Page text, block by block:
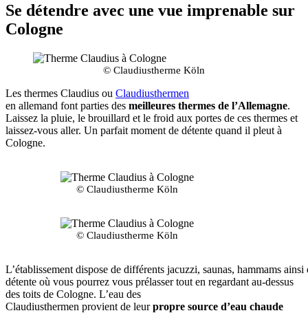
Se détendre avec une vue imprenable sur
Cologne
© Claudiustherme Köln
Les thermes Claudius ou Claudiusthermen
en allemand font parties des meilleures thermes de l’Allemagne.
Laissez la pluie, le brouillard et le froid aux portes de ces thermes et
laissez-vous aller. Un parfait moment de détente quand il pleut à
Cologne.
© Claudiustherme Köln
© Claudiustherme Köln
L’établissement dispose de différents jacuzzi, saunas, hammams
détente où vous pourrez vous prélasser tout en regardant au-dessus
des toits de Cologne. L’eau des
Claudiusthermen provient de leurpropre source d’eau chaude